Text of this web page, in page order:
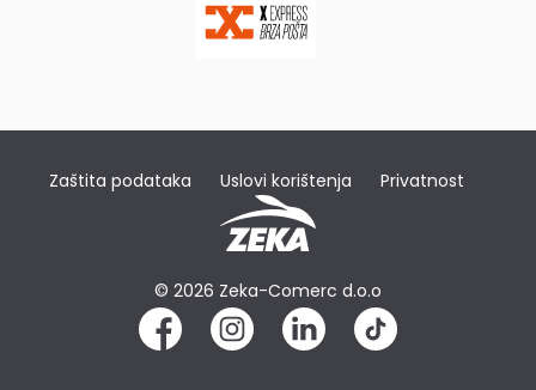
Zaštita podataka Uslovi korištenja Privatnost
© 2026 Zeka-Comerc d.o.o